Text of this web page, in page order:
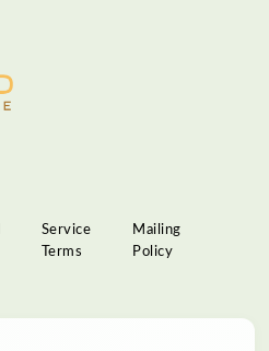
Service
Terms
Mailing
Policy